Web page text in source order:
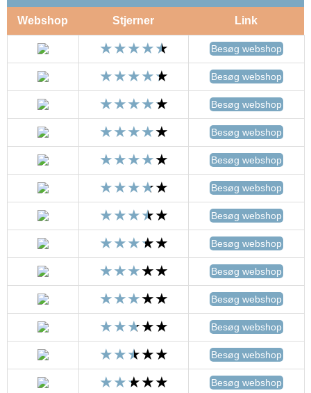
Webshop Stjerner Link
Besøg webshop
Besøg webshop
Besøg webshop
Besøg webshop
Besøg webshop
Besøg webshop
Besøg webshop
Besøg webshop
Besøg webshop
Besøg webshop
Besøg webshop
Besøg webshop
Besøg webshop